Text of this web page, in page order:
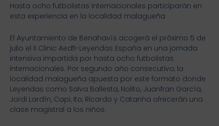
Hasta ocho futbolistas internacionales participarán en
esta experiencia en la localidad malagueña
El Ayuntamiento de Benahavís acogerá el próximo 5 de
julio el II Clinic Aedfi-Leyendas España en una jornada
intensiva impartida por hasta ocho futbolistas
internacionales. Por segundo año consecutivo, la
localidad malagueña apuesta por este formato donde
Leyendas como Salva Ballesta, Nolito, Juanfran García,
Jordi Lardín, Capi, Ito, Ricardo y Catanha ofrecerán una
clase magistral a los niños.